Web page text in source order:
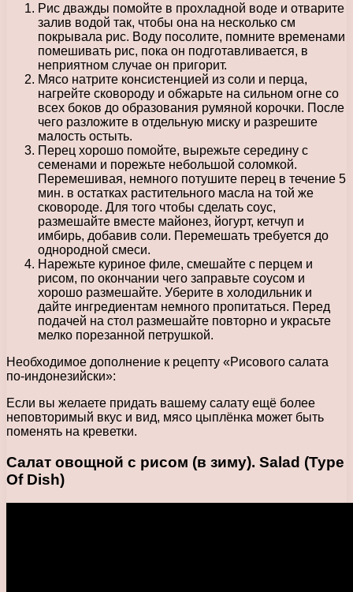
Рис дважды помойте в прохладной воде и отварите
залив водой так, чтобы она на несколько см
покрывала рис. Воду посолите, помните временами
помешивать рис, пока он подготавливается, в
неприятном случае он пригорит.
Мясо натрите консистенцией из соли и перца,
нагрейте сковороду и обжарьте на сильном огне со
всех боков до образования румяной корочки. После
чего разложите в отдельную миску и разрешите
малость остыть.
Перец хорошо помойте, вырежьте середину с
семенами и порежьте небольшой соломкой.
Перемешивая, немного потушите перец в течение 5
мин. в остатках растительного масла на той же
сковороде. Для того чтобы сделать соус,
размешайте вместе майонез, йогурт, кетчуп и
имбирь, добавив соли. Перемешать требуется до
однородной смеси.
Нарежьте куриное филе, смешайте с перцем и
рисом, по окончании чего заправьте соусом и
хорошо размешайте. Уберите в холодильник и
дайте ингредиентам немного пропитаться. Перед
подачей на стол размешайте повторно и украсьте
мелко порезанной петрушкой.
Необходимое дополнение к рецепту «Рисового салата
по-индонезийски»:
Если вы желаете придать вашему салату ещё более
неповторимый вкус и вид, мясо цыплёнка может быть
поменять на креветки.
Салат овощной с рисом (в зиму). Salad (Type
Of Dish)